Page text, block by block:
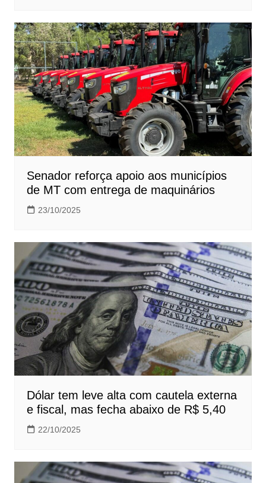
Senador reforça apoio aos municípios
de MT com entrega de maquinários
23/10/2025
Dólar tem leve alta com cautela externa
e fiscal, mas fecha abaixo de R$ 5,40
22/10/2025